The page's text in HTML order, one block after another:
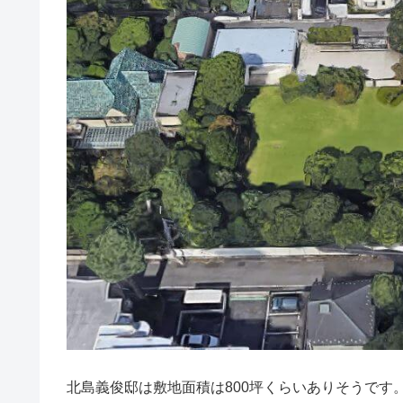
北島義俊邸は敷地面積は800坪くらいありそうです